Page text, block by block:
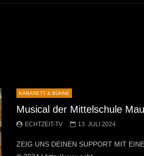
KABARETT & BÜHNE
Musical der Mittelschule
ECHTZEIT-TV 13. JULI 2024
ZEIG UNS DEINEN SUPPORT MIT